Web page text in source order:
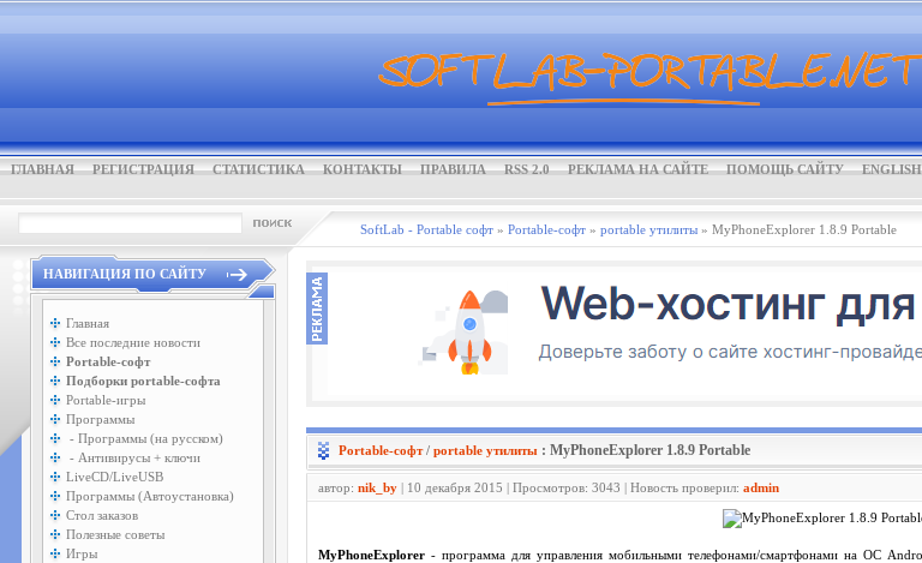
ГЛАВНАЯ РЕГИСТРАЦИЯ СТАТИСТИКА КОНТАКТЫ ПРАВИЛА RSS 2.0 РЕКЛАМА НА САЙТЕ ПОМОЩЬ САЙТУ ENGLISH
SoftLab - Portable софт » Portable-софт » portable утилиты » MyPhoneExplorer 1.8.9 Portable
НАВИГАЦИЯ ПО САЙТУ
Главная
Все последние новости
Portable-софт
Подборки portable-софта
Portable-игры
Программы
- Программы (на русском)
- Антивирусы + ключи
LiveCD/LiveUSB
Программы (Автоустановка)
Стол заказов
Полезные советы
Игры
Portable-софт/ portable утилиты : MyPhoneExplorer 1.8.9 Portable
автор: nik_by | 10 декабря 2015 | Просмотров: 3043 | Новость проверил: admin
MyPhoneExplorer - программа для управления мобильными телефонами/смартфонами на ОС